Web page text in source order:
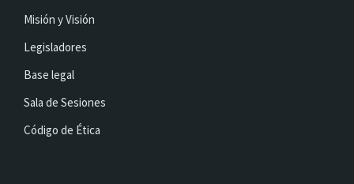
Misión y Visión
Legisladores
Base legal
Sala de Sesiones
Código de Ética